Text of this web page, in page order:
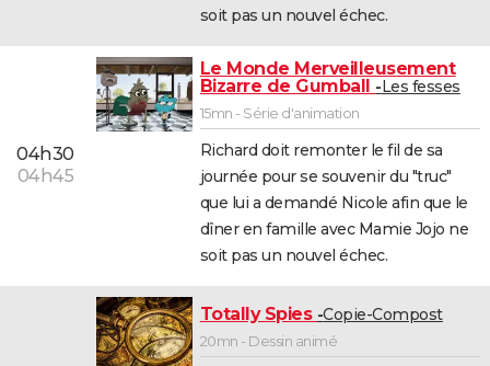
soit pas un nouvel échec.
04h30
04h45
Le Monde Merveilleusement
Bizarre de Gumball
Les fesses
15mn - Série d'animation
Richard doit remonter le fil de sa
journée pour se souvenir du "truc"
que lui a demandé Nicole afin que le
dîner en famille avec Mamie Jojo ne
soit pas un nouvel échec.
Totally Spies Copie-Compost
20mn - Dessin animé